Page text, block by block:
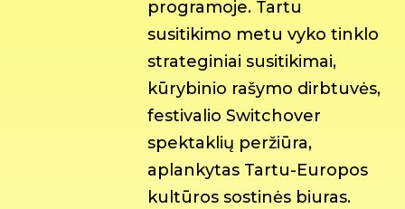
programoje. Tartu
susitikimo metu vyko tinklo
strateginiai susitikimai,
kūrybinio rašymo dirbtuvės,
festivalio Switchover
spektaklių peržiūra,
aplankytas Tartu-Europos
kultūros sostinės biuras.